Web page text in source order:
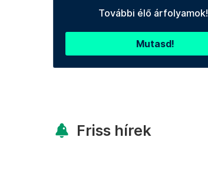
További élő árfolyamok!
Mutasd!
Friss hírek